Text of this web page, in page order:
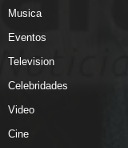
Musica
Eventos
Television
Celebridades
Video
Cine